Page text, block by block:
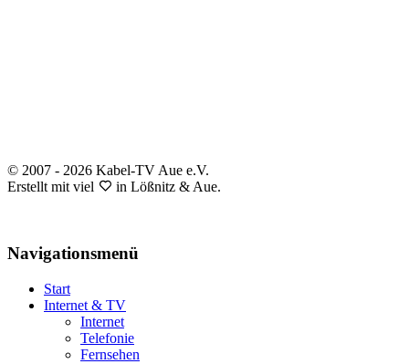
© 2007 - 2026 Kabel-TV Aue e.V.
Erstellt mit viel
in Lößnitz & Aue.
Navigationsmenü
Start
Internet & TV
Internet
Telefonie
Fernsehen